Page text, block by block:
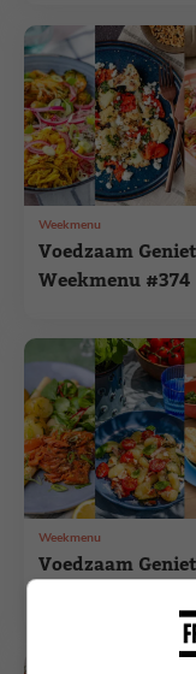
Voedzaam
Weekmenu #374
Weekmenu
Voedzaam
Weekmenu